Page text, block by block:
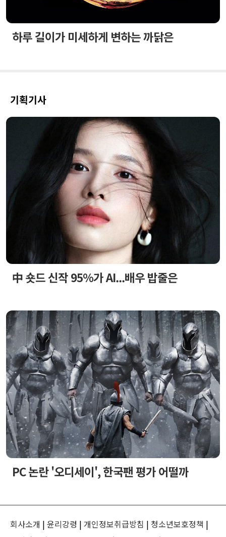
하루 길이가 미세하게 변하는 까닭은
기획기사
中 숏드 신작 95%가 AI...배우 밥줄은
PC 논란 '오디세이', 한국팬 평가 어떨까
회사소개 | 윤리강령 | 개인정보취급방침 | 청소년보호정책 |